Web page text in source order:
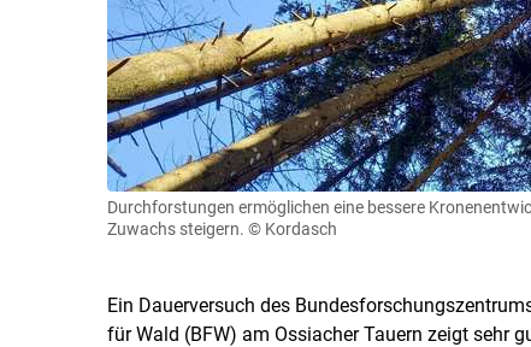
Durchforstungen ermöglichen eine bessere
Zuwachs steigern. © Kordasch
Ein Dauerversuch des
für Wald (BFW) am Ossiacher Tauern zeigt sehr